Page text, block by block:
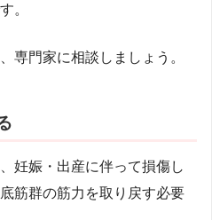
。
専門家に相談しましょう。
妊娠・出産に伴って損傷し
筋群の筋力を取り戻す必要